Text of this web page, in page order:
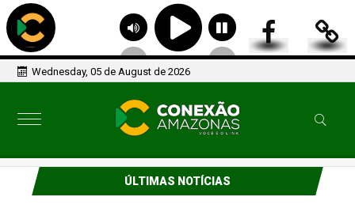
Wednesday, 05 de August de 2026
ÚLTIMAS NOTÍCIAS